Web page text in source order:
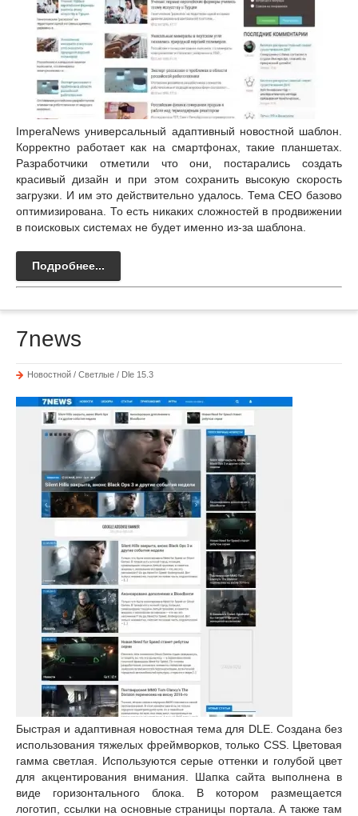
ImperaNews универсальный адаптивный новостной шаблон.
Корректно работает как на смартфонах, такие планшетах.
Разработчики отметили что они, постарались создать
красивый дизайн и при этом сохранить высокую скорость
загрузки. И им это действительно удалось. Тема СЕО базово
оптимизирована. То есть никаких сложностей в продвижении
в поисковых системах не будет именно из-за шаблона.
Подробнее...
7news
Новостной / Светлые / Dle 15.3
Быстрая и адаптивная новостная тема для DLE. Создана без
использования тяжелых фреймворков, только CSS. Цветовая
гамма светлая. Используются серые оттенки и голубой цвет
для акцентирования внимания. Шапка сайта выполнена в
виде горизонтального блока. В котором размещается
логотип, ссылки на основные страницы портала. А также там